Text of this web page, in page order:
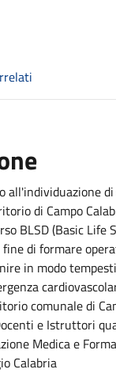
all'individuazione
di Campo
BLSD (Basic Life
di formare
in modo
comunale di
e Istruttori
Medica e
Calabria